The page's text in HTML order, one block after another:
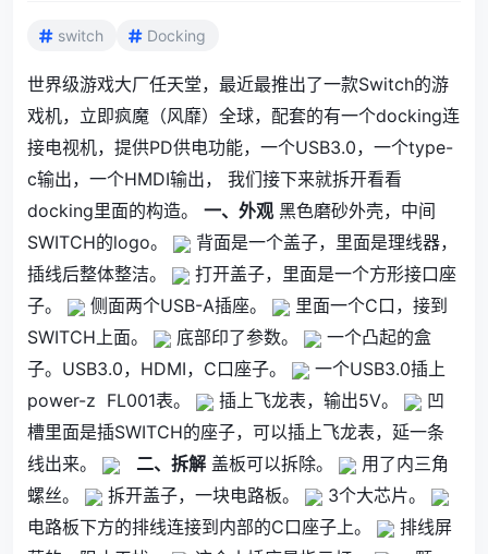
switch Docking
世界级游戏大厂任天堂，最近最推出了一款Switch的游
戏机，立即疯魔（风靡）全球，配套的有一个docking连
接电视机，提供PD供电功能，一个USB3.0，一个type-
c输出，一个HMDI输出， 我们接下来就拆开看看
docking里面的构造。 一、外观 黑色磨砂外壳，中间
SWITCH的logo。
背面是一个盖子，里面是理线器，
插线后整体整洁。
打开盖子，里面是一个方形接口座
子。
侧面两个USB-A插座。
里面一个C口，接到
SWITCH上面。
底部印了参数。
一个凸起的盒
子。USB3.0，HDMI，C口座子。
一个USB3.0插上
power-z FL001表。
插上飞龙表，输出5V。
凹
槽里面是插SWITCH的座子，可以插上飞龙表，延一条
线出来。
二、拆解 盖板可以拆除。
用了内三角
螺丝。
拆开盖子，一块电路板。
3个大芯片。
电路板下方的排线连接到内部的C口座子上。
排线屏